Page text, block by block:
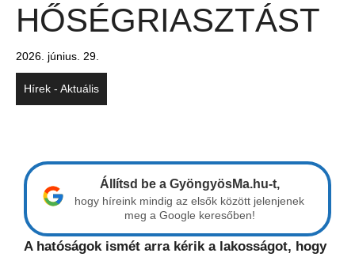
HŐSÉGRIASZTÁST
2026. június. 29.
Hírek - Aktuális
Állítsd be a GyöngyösMa.hu-t,
hogy híreink mindig az elsők között jelenjenek
meg a Google keresőben!
A hatóságok ismét arra kérik a lakosságot, hogy